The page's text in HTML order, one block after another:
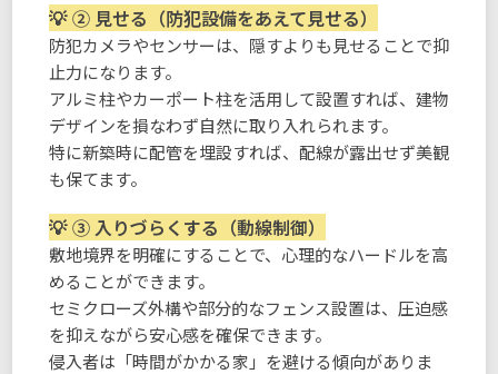
② 見せる（防犯設備をあえて見せる）
防犯カメラやセンサーは、隠すよりも見せることで抑
止力になります。
アルミ柱やカーポート柱を活用して設置すれば、建物
デザインを損なわず自然に取り入れられます。
特に新築時に配管を埋設すれば、配線が露出せず美観
も保てます。
③ 入りづらくする（動線制御）
敷地境界を明確にすることで、心理的なハードルを高
めることができます。
セミクローズ外構や部分的なフェンス設置は、圧迫感
を抑えながら安心感を確保できます。
侵入者は「時間がかかる家」を避ける傾向がありま